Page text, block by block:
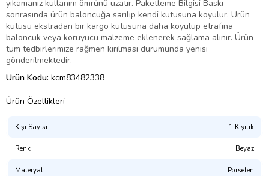
yıkamanız kullanım ömrünü uzatır. Paketleme Bilgisi Baskı
sonrasında ürün baloncuğa sarılıp kendi kutusuna koyulur. Ürün
kutusu ekstradan bir kargo kutusuna daha koyulup etrafına
baloncuk veya koruyucu malzeme eklenerek sağlama alınır. Ürün
tüm tedbirlerimize rağmen kırılması durumunda yenisi
gönderilmektedir.
Ürün Kodu: kcm83482338
Ürün Özellikleri
Kişi Sayısı 1 Kişilik
Renk Beyaz
Materyal Porselen